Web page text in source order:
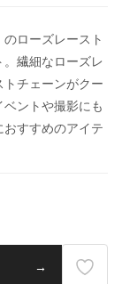
ローズレースト
繊細なローズレ
チェーンがクー
ントや撮影にも
すすめのアイテ